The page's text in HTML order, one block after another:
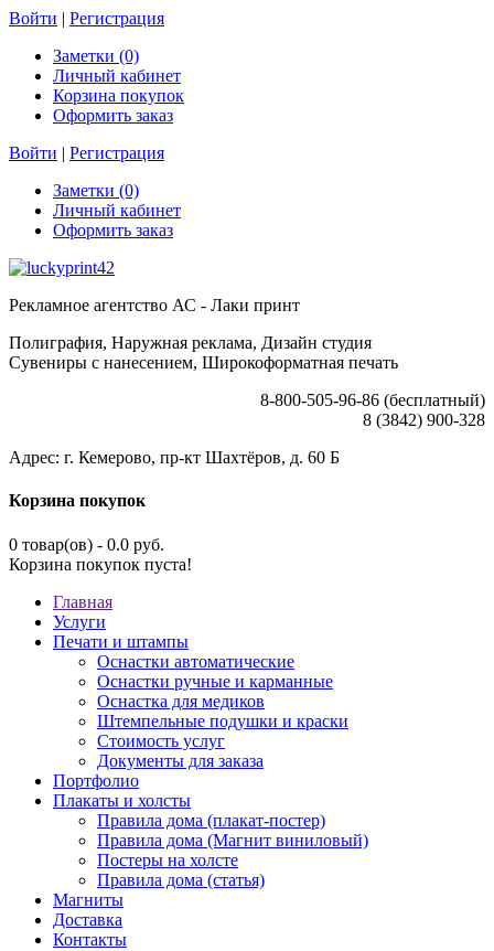
Войти | Регистрация
Заметки (0)
Личный кабинет
Корзина покупок
Оформить заказ
Войти | Регистрация
Заметки (0)
Личный кабинет
Оформить заказ
Рекламное агентство АС - Лаки принт
Полиграфия, Наружная реклама, Дизайн студия
Сувениры с нанесением, Широкоформатная печать
8-800-505-96-86 (бесплатный)
8 (3842) 900-328
Адрес: г. Кемерово, пр-кт Шахтёров, д. 60 Б
Корзина покупок
0 товар(ов) - 0.0 руб.
Корзина покупок пуста!
Главная
Услуги
Печати и штампы
Оснастки автоматические
Оснастки ручные и карманные
Оснастка для медиков
Штемпельные подушки и краски
Стоимость услуг
Документы для заказа
Портфолио
Плакаты и холсты
Правила дома (плакат-постер)
Правила дома (Магнит виниловый)
Постеры на холсте
Правила дома (статья)
Магниты
Доставка
Контакты